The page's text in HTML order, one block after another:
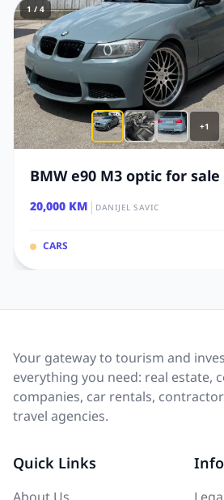
+1
1 / 4
BMW e90 M3 optic for sale
20,000 KM| DANIJEL SAVIC
CARS
Your gateway to tourism and
everything you need: real estate,
companies, car rentals,
travel agencies.
Quick Links